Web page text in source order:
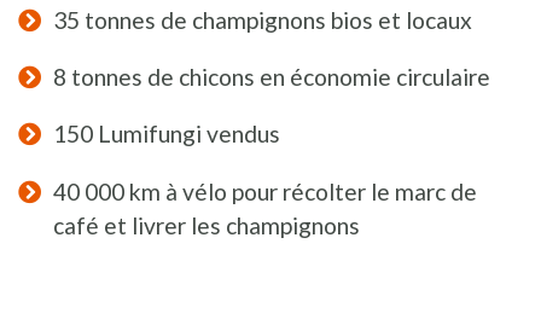
35 tonnes de champignons bios et locaux
8 tonnes de chicons en économie circulaire
150 Lumifungi vendus
40 000 km à vélo pour récolter le marc de
café et livrer les champignons